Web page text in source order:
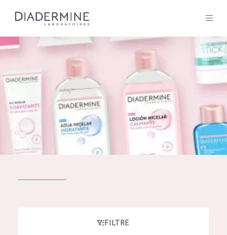
SOLUTIONS POUR LA PEAU
TOUS LES PRODUIT
Tous les Produit
ACCUEIL
Composition
À propos
Conseils Beauté
FILTRE